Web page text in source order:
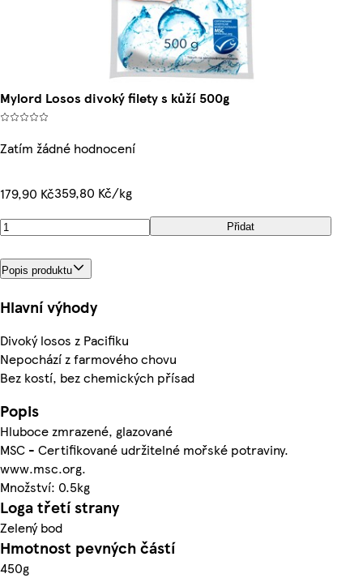
Mylord Losos divoký filety s kůží 500g
Zatím žádné hodnocení
179,90 Kč359,80 Kč/kg
Přidat
Popis produktu
Hlavní výhody
Divoký losos z Pacifiku
Nepochází z farmového chovu
Bez kostí, bez chemických přísad
Popis
Hluboce zmrazené, glazované
MSC - Certifikované udržitelné mořské potraviny.
www.msc.org.
Množství: 0.5kg
Loga třetí strany
Zelený bod
Hmotnost pevných částí
450g